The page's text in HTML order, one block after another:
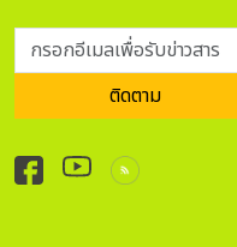
ถนนเจ้าฟ้า และวัดบวรสถา
เป็นเส้นทางแห่งการเรียนรู้
ถือเป็นต้นกำเนิดของชีวิ
สำนักการสังคีต ได้จัดการแ
สังคีตศิลป์ถิ่นโรงละครแห่ง
14.00 น. ณ โรงละครแห่งช
กรอกอีเมลเพื่อรับข่าวสาร
ติดตาม